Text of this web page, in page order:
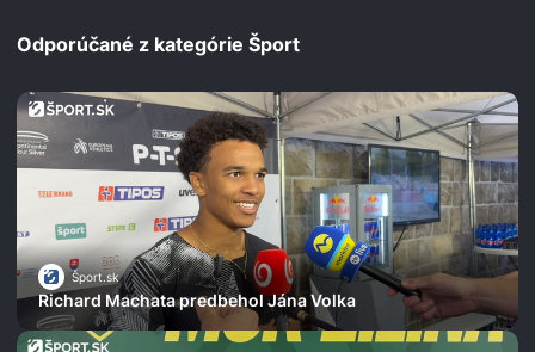
Odporúčané z kategórie Šport
Šport.sk
Richard Machata predbehol Jána Volka